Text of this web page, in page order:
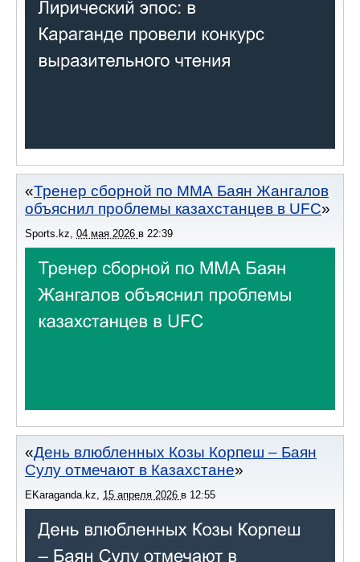
Тренер сборной по ММА Баян Жангалов
объяснил проблемы казахстанцев в UFC
Sports.kz, 04 мая 2026 в 22:39
День влюбленных Козы Корпеш – Баян
Сулу отмечают в Казахстане
EKaraganda.kz, 15 апреля 2026 в 12:55